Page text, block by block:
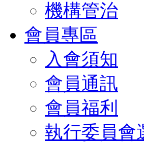
機構管治
會員專區
入會須知
會員通訊
會員福利
執行委員會